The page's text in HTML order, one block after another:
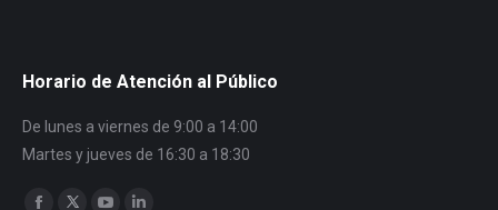
Horario de Atención al Público
De lunes a viernes de 9:00 a 14:00
Martes y jueves de 16:30 a 18:30
Encuéntranos en: